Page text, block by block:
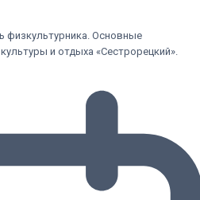
физкультурника. Основные
и отдыха «Сестрорецкий».